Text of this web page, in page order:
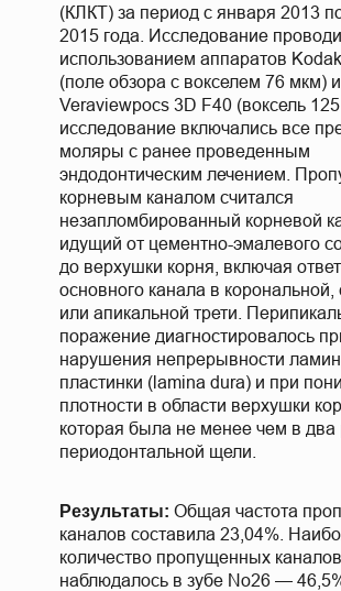
(КЛКТ) за период с января 2013
2015 года. Исследование
использованием аппаратов
(поле обзора с вокселем 76 мкм)
Veraviewpocs 3D F40 (воксель
исследование включались все
моляры с ранее проведенным
эндодонтическим лечением.
корневым каналом считался
незапломбированный корневой
идущий от цементно-эмалевого
до верхушки корня, включая
основного канала в корональной,
или апикальной трети.
поражение диагностировалось
нарушения непрерывности
пластинки (lamina dura) и при
плотности в области верхушки
которая была не менее чем в
периодонтальной щели.
Результаты: Общая частота
каналов составила 23,04%.
количество пропущенных каналов
наблюдалось в зубе No26 —